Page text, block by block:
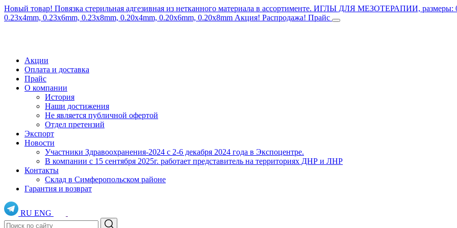
Новый товар! Повязка стерильная адгезивная из нетканного материала в ассортименте. ИГЛЫ ДЛЯ МЕЗОТЕРАПИИ, размеры:
0.23x4mm, 0.23x6mm, 0.23x8mm, 0.20x4mm, 0.20x6mm, 0.20x8mm Акция! Распродажа! Прайс
Акции
Оплата и доставка
Прайс
О компании
История
Наши достижения
Не является публичной офертой
Отдел претензий
Экспорт
Новости
Участники Здравоохранения-2024 с 2-6 декабря 2024 года в Экспоцентре.
В компании с 15 сентября 2025г. работает представитель на территориях ДНР и ЛНР
Контакты
Склад в Симферопольском районе
Гарантия и возврат
RU ENG